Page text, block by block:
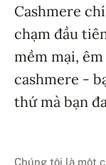
Cashmere
chạm đầu
mềm mại,
cashmere -
thứ mà bạn
Chúng tôi là một